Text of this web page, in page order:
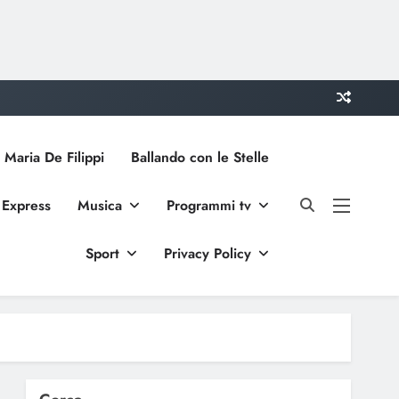
De Filippi Ballando con le Stelle
Musica Programmi tv
Sport Privacy Policy